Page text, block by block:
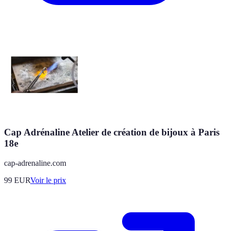
Cap Adrénaline Atelier de création de bijoux à Paris
18e
cap-adrenaline.com
99 EURVoir le prix